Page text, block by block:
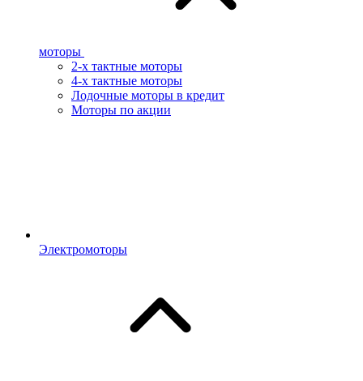
моторы
2-х тактные моторы
4-х тактные моторы
Лодочные моторы в кредит
Моторы по акции
Электромоторы